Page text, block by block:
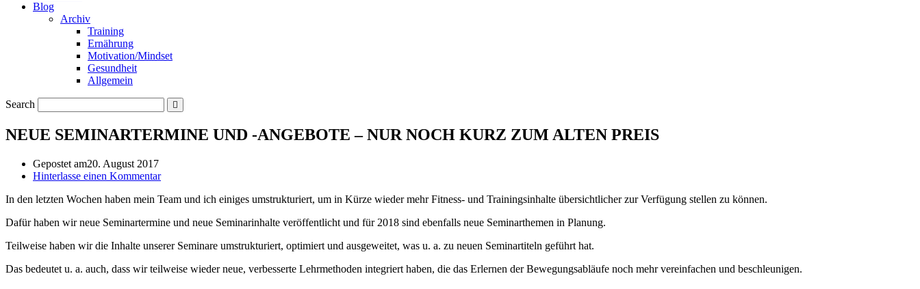
Blog
Archiv
Training
Ernährung
Motivation/Mindset
Gesundheit
Allgemein
Search
NEUE SEMINARTERMINE UND -ANGEBOTE – NUR NOCH KURZ ZUM ALTEN PREIS
Gepostet am20. August 2017
Hinterlasse einen Kommentar
In den letzten Wochen haben mein Team und ich einiges umstrukturiert, um in Kürze wieder mehr Fitness- und Trainingsinhalte übersichtlicher zur Verfügung stellen zu können.
Dafür haben wir neue Seminartermine und neue Seminarinhalte veröffentlicht und für 2018 sind ebenfalls neue Seminarthemen in Planung.
Teilweise haben wir die Inhalte unserer Seminare umstrukturiert, optimiert und ausgeweitet, was u. a. zu neuen Seminartiteln geführt hat.
Das bedeutet u. a. auch, dass wir teilweise wieder neue, verbesserte Lehrmethoden integriert haben, die das Erlernen der Bewegungsabläufe noch mehr vereinfachen und beschleunigen.